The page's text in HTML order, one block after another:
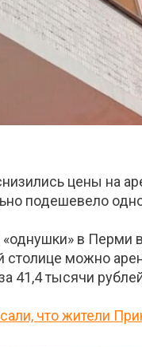
цены на
подешевело
в Перми
столице можно
41,4 тысячи
что жители